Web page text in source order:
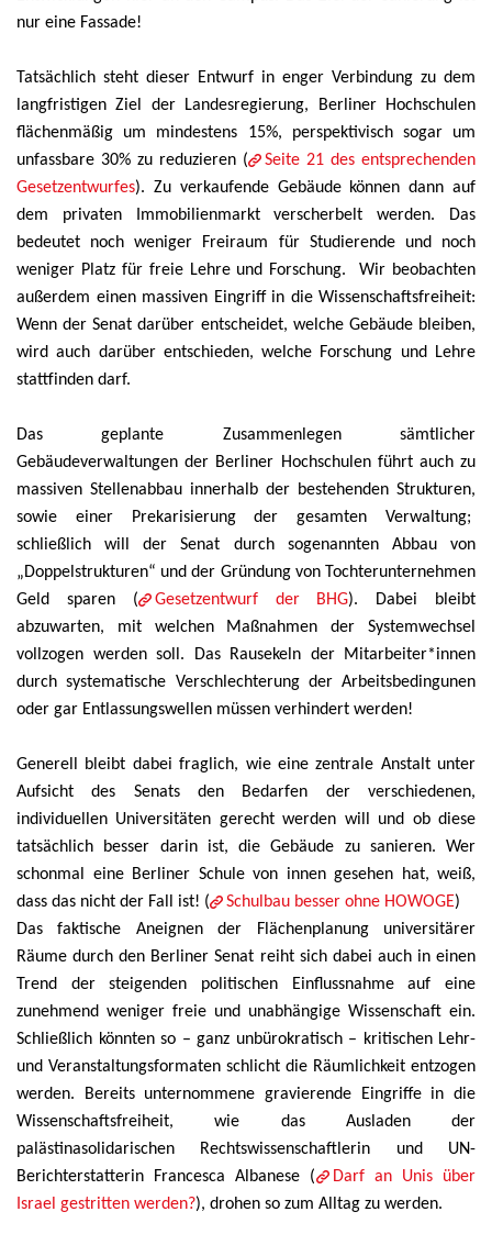
nur eine Fassade!
Tatsächlich steht dieser Entwurf in enger Verbindung zu dem
langfristigen Ziel der Landesregierung, Berliner Hochschulen
flächenmäßig um mindestens 15%, perspektivisch sogar um
unfassbare 30% zu reduzieren (
Seite 21 des entsprechenden
Gesetzentwurfes). Zu verkaufende Gebäude können dann auf
dem privaten Immobilienmarkt verscherbelt werden. Das
bedeutet noch weniger Freiraum für Studierende und noch
weniger Platz für freie Lehre und Forschung. Wir beobachten
außerdem einen massiven Eingriff in die Wissenschaftsfreiheit:
Wenn der Senat darüber entscheidet, welche Gebäude bleiben,
wird auch darüber entschieden, welche Forschung und Lehre
stattfinden darf.
Das geplante Zusammenlegen sämtlicher
Gebäudeverwaltungen der Berliner Hochschulen führt auch zu
massiven Stellenabbau innerhalb der bestehenden Strukturen,
sowie einer Prekarisierung der gesamten Verwaltung;
schließlich will der Senat durch sogenannten Abbau von
„Doppelstrukturen“ und der Gründung von Tochterunternehmen
Geld sparen (
Gesetzentwurf der BHG). Dabei bleibt
abzuwarten, mit welchen Maßnahmen der Systemwechsel
vollzogen werden soll. Das Rausekeln der Mitarbeiter*innen
durch systematische Verschlechterung der Arbeitsbedingunen
oder gar Entlassungswellen müssen verhindert werden!
Generell bleibt dabei fraglich, wie eine zentrale Anstalt unter
Aufsicht des Senats den Bedarfen der verschiedenen,
individuellen Universitäten gerecht werden will und ob diese
tatsächlich besser darin ist, die Gebäude zu sanieren. Wer
schonmal eine Berliner Schule von innen gesehen hat, weiß,
dass das nicht der Fall ist! (
Schulbau besser ohne HOWOGE)
Das faktische Aneignen der Flächenplanung universitärer
Räume durch den Berliner Senat reiht sich dabei auch in einen
Trend der steigenden politischen Einflussnahme auf eine
zunehmend weniger freie und unabhängige Wissenschaft ein.
Schließlich könnten so – ganz unbürokratisch – kritischen Lehr-
und Veranstaltungsformaten schlicht die Räumlichkeit entzogen
werden. Bereits unternommene gravierende Eingriffe in die
Wissenschaftsfreiheit, wie das Ausladen der
palästinasolidarischen Rechtswissenschaftlerin und UN-
Berichterstatterin Francesca Albanese (
Darf an Unis über
Israel gestritten werden?), drohen so zum Alltag zu werden.